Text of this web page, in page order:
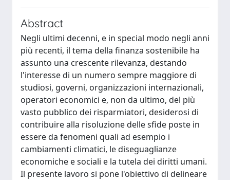
Abstract
Negli ultimi decenni, e in special modo negli anni
più recenti, il tema della finanza sostenibile ha
assunto una crescente rilevanza, destando
l'interesse di un numero sempre maggiore di
studiosi, governi, organizzazioni internazionali,
operatori economici e, non da ultimo, del più
vasto pubblico dei risparmiatori, desiderosi di
contribuire alla risoluzione delle sfide poste in
essere da fenomeni quali ad esempio i
cambiamenti climatici, le diseguaglianze
economiche e sociali e la tutela dei diritti umani.
Il presente lavoro si pone l'obiettivo di delineare